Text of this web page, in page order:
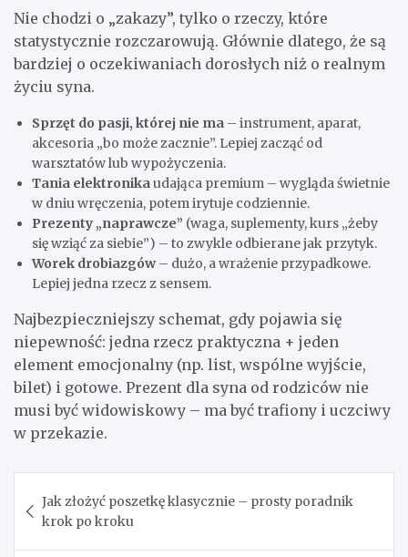
Nie chodzi o „zakazy”, tylko o rzeczy, które
statystycznie rozczarowują. Głównie dlatego, że są
bardziej o oczekiwaniach dorosłych niż o realnym
życiu syna.
Sprzęt do pasji, której nie ma – instrument, aparat,
akcesoria „bo może zacznie”. Lepiej zacząć od
warsztatów lub wypożyczenia.
Tania elektronikaudająca premium – wygląda świetnie
w dniu wręczenia, potem irytuje codziennie.
Prezenty „naprawcze” (waga, suplementy, kurs „żeby
się wziąć za siebie”) – to zwykle odbierane jak przytyk.
Worek drobiazgów– dużo, a wrażenie przypadkowe.
Lepiej jedna rzecz z sensem.
Najbezpieczniejszy schemat, gdy pojawia się
niepewność: jedna rzecz praktyczna + jeden
element emocjonalny (np. list, wspólne wyjście,
bilet) i gotowe. Prezent dla syna od rodziców nie
musi być widowiskowy – ma być trafiony i uczciwy
w przekazie.
wpisu
Jak złożyć poszetkę klasycznie – prosty poradnik
krok po kroku